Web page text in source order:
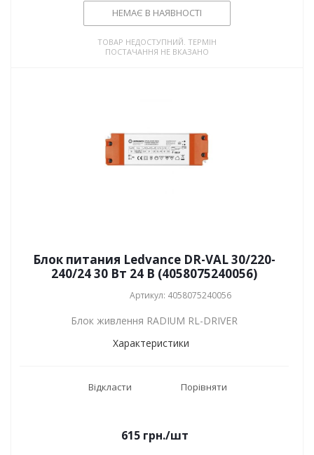
НЕМАЄ В НАЯВНОСТІ
ТОВАР НЕДОСТУПНИЙ. ТЕРМІН
ПОСТАЧАННЯ НЕ ВКАЗАНО
Блок питания Ledvance DR-VAL 30/220-
240/24 30 Вт 24 В (4058075240056)
Артикул: 4058075240056
Блок живлення RADIUM RL-DRIVER
Характеристики
Відкласти Порівняти
615грн./шт